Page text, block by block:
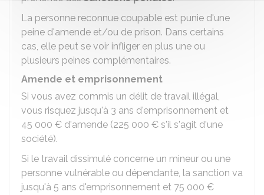
La personne reconnue coupable est punie d'une
peine d'amende et/ou de prison. Dans certains
cas, elle peut se voir infliger en plus une ou
plusieurs peines complémentaires.
Amende et emprisonnement
Si vous avez commis un délit de travail illégal,
vous risquez jusqu'à 3 ans d'emprisonnement et
45 000 € d'amende (225 000 € s'il s'agit d'une
société).
Si le travail dissimulé concerne un mineur ou une
personne vulnérable ou dépendante, la sanction va
jusqu'à 5 ans d'emprisonnement et 75 000 €